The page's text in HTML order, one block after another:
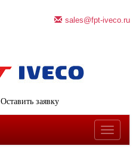
sales@fpt-iveco.ru
Оставить заявку
Toggle